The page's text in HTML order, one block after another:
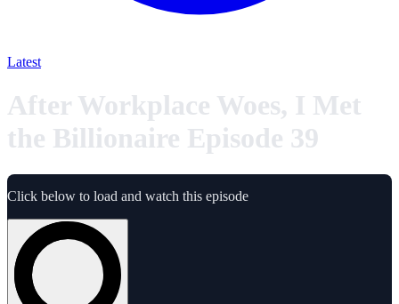
Latest
After Workplace Woes, I Met
the Billionaire Episode 39
Click below to load and watch this episode